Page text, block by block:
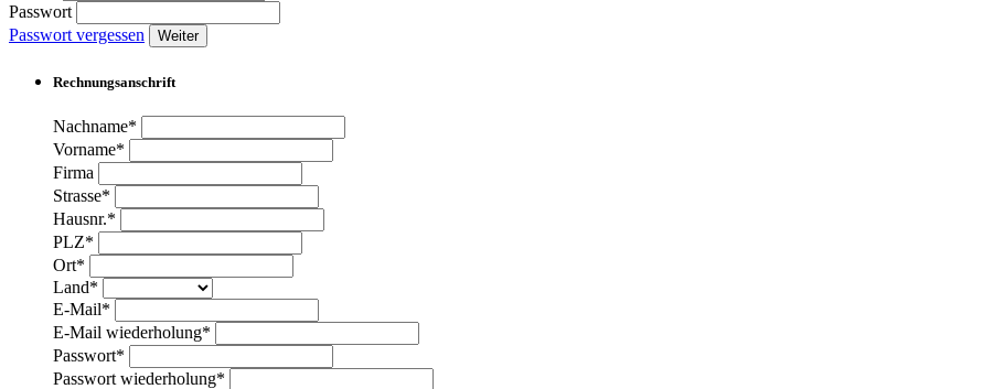
Passwort
Passwort vergessen
Weiter
Rechnungsanschrift
Nachname*
Vorname*
Firma
Strasse*
Hausnr.*
PLZ*
Ort*
Land*
E-Mail*
E-Mail wiederholung*
Passwort*
Passwort wiederholung*